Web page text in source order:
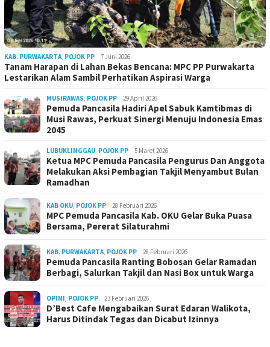
KAB. PURWAKARTA, POJOK PP 7 Juni 2026
Tanam Harapan di Lahan Bekas Bencana: MPC PP Purwakarta
Lestarikan Alam Sambil Perhatikan Aspirasi Warga
MUSIRAWAS, POJOK PP 29 April 2026
Pemuda Pancasila Hadiri Apel Sabuk Kamtibmas di
Musi Rawas, Perkuat Sinergi Menuju Indonesia Emas
2045
LUBUKLINGGAU, POJOK PP 5 Maret 2026
Ketua MPC Pemuda Pancasila Pengurus Dan Anggota
Melakukan Aksi Pembagian Takjil Menyambut Bulan
Ramadhan
KAB OKU, POJOK PP 28 Februari 2026
MPC Pemuda Pancasila Kab. OKU Gelar Buka Puasa
Bersama, Pererat Silaturahmi
KAB. PURWAKARTA, POJOK PP 28 Februari 2026
Pemuda Pancasila Ranting Bobosan Gelar Ramadan
Berbagi, Salurkan Takjil dan Nasi Box untuk Warga
OPINI, POJOK PP 23 Februari 2026
D’Best Cafe Mengabaikan Surat Edaran Walikota,
Harus Ditindak Tegas dan Dicabut Izinnya